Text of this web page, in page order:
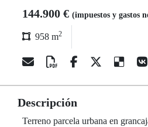
144.900 € (impuestos y gastos
958 m2
Descripción
Terreno parcela urbana en